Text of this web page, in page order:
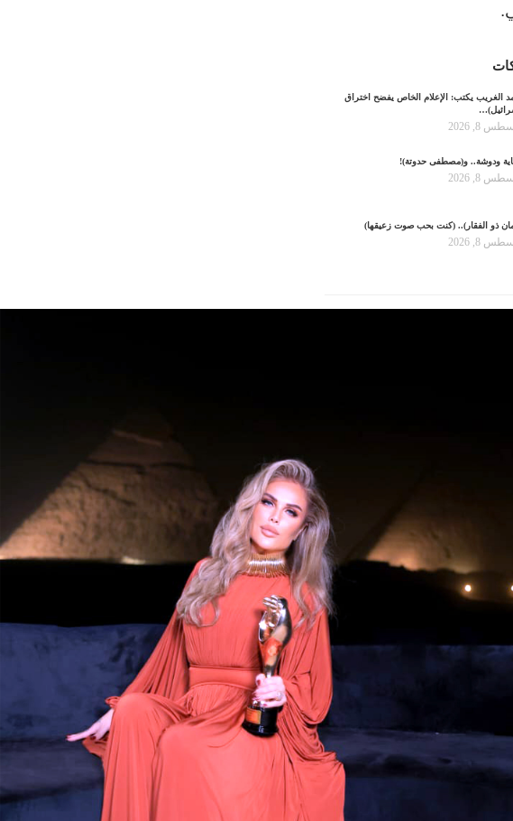
الغريب يكتب: الإعلام الخاص يفضح اختراق
8, 2026
ودوشة.. و(مصطفى حدوتة)!
8, 2026
ذو الفقار).. (كنت بحب صوت زعيقها)
8, 2026